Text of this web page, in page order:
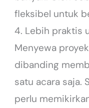
fleksibel untuk
4. Lebih praktis
Menyewa
dibanding
satu acara saja.
perlu